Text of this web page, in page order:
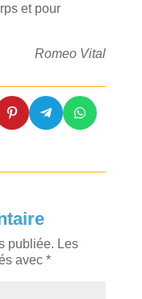
et pour
Romeo Vital
publiée. Les
avec *